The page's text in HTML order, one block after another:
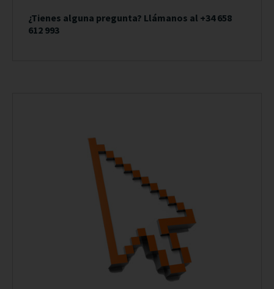
¿Tienes alguna pregunta? Llámanos al +34 658
612 993